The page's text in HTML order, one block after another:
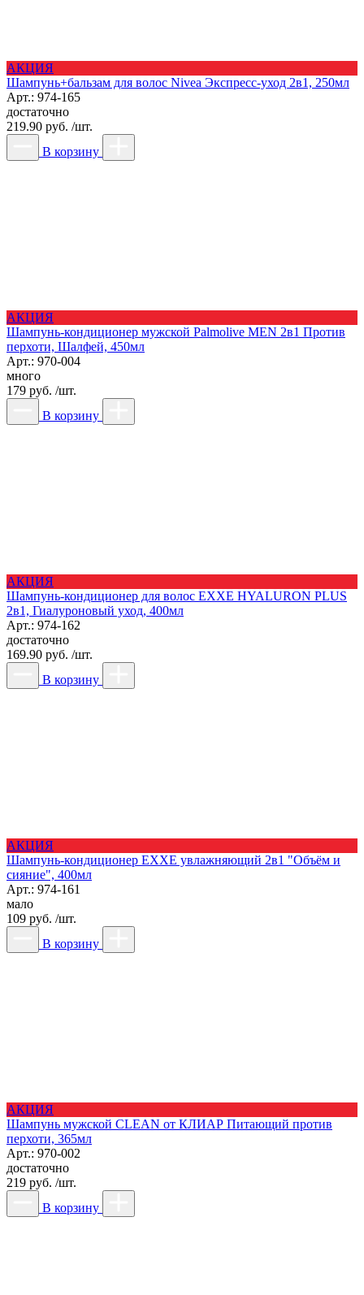
АКЦИЯ
Шампунь+бальзам для волос Nivea Экспресс-уход 2в1, 250мл
Арт.: 974-165
достаточно
219.90 руб. /шт.
В корзину
АКЦИЯ
Шампунь-кондиционер мужской Palmolive MEN 2в1 Против
перхоти, Шалфей, 450мл
Арт.: 970-004
много
179 руб. /шт.
В корзину
АКЦИЯ
Шампунь-кондиционер для волос EXXE HYALURON PLUS
2в1, Гиалуроновый уход, 400мл
Арт.: 974-162
достаточно
169.90 руб. /шт.
В корзину
АКЦИЯ
Шампунь-кондиционер EXXE увлажняющий 2в1 "Объём и
сияние", 400мл
Арт.: 974-161
мало
109 руб. /шт.
В корзину
АКЦИЯ
Шампунь мужской CLEAN от КЛИАР Питающий против
перхоти, 365мл
Арт.: 970-002
достаточно
219 руб. /шт.
В корзину